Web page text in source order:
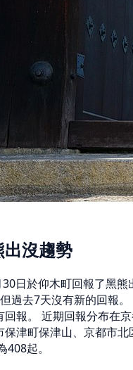
沒趨勢
日於仰木町回報了黑熊
過去7天沒有新的回報
回報。 近期回報分布在
保津町保津山、京都市
起。